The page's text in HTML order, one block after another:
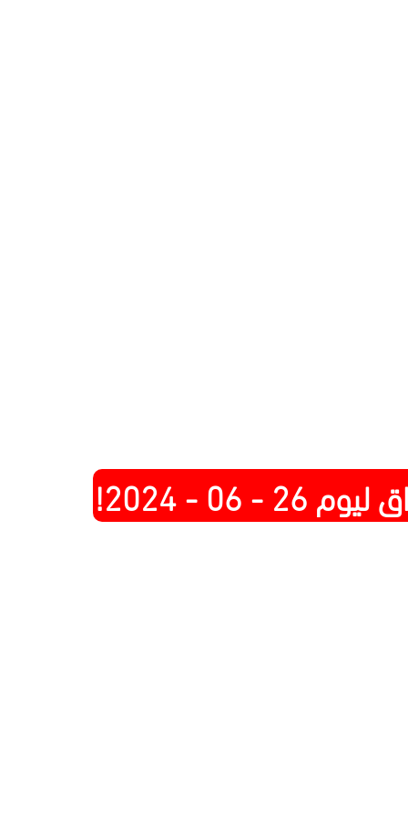
- 06 - 2024!